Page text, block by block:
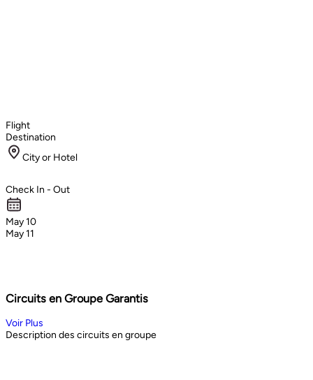
Flight
Destination
City or Hotel
Check In - Out
May 10
May 11
Circuits en Groupe Garantis
Voir Plus
Description des circuits en groupe